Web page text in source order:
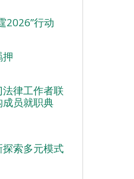
2026”行动
押
律工作者联
员就职典
索多元模式